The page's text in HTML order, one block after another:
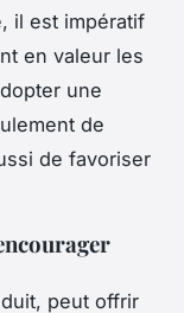
il est impératif
en valeur les
une
de
de favoriser
peut offrir